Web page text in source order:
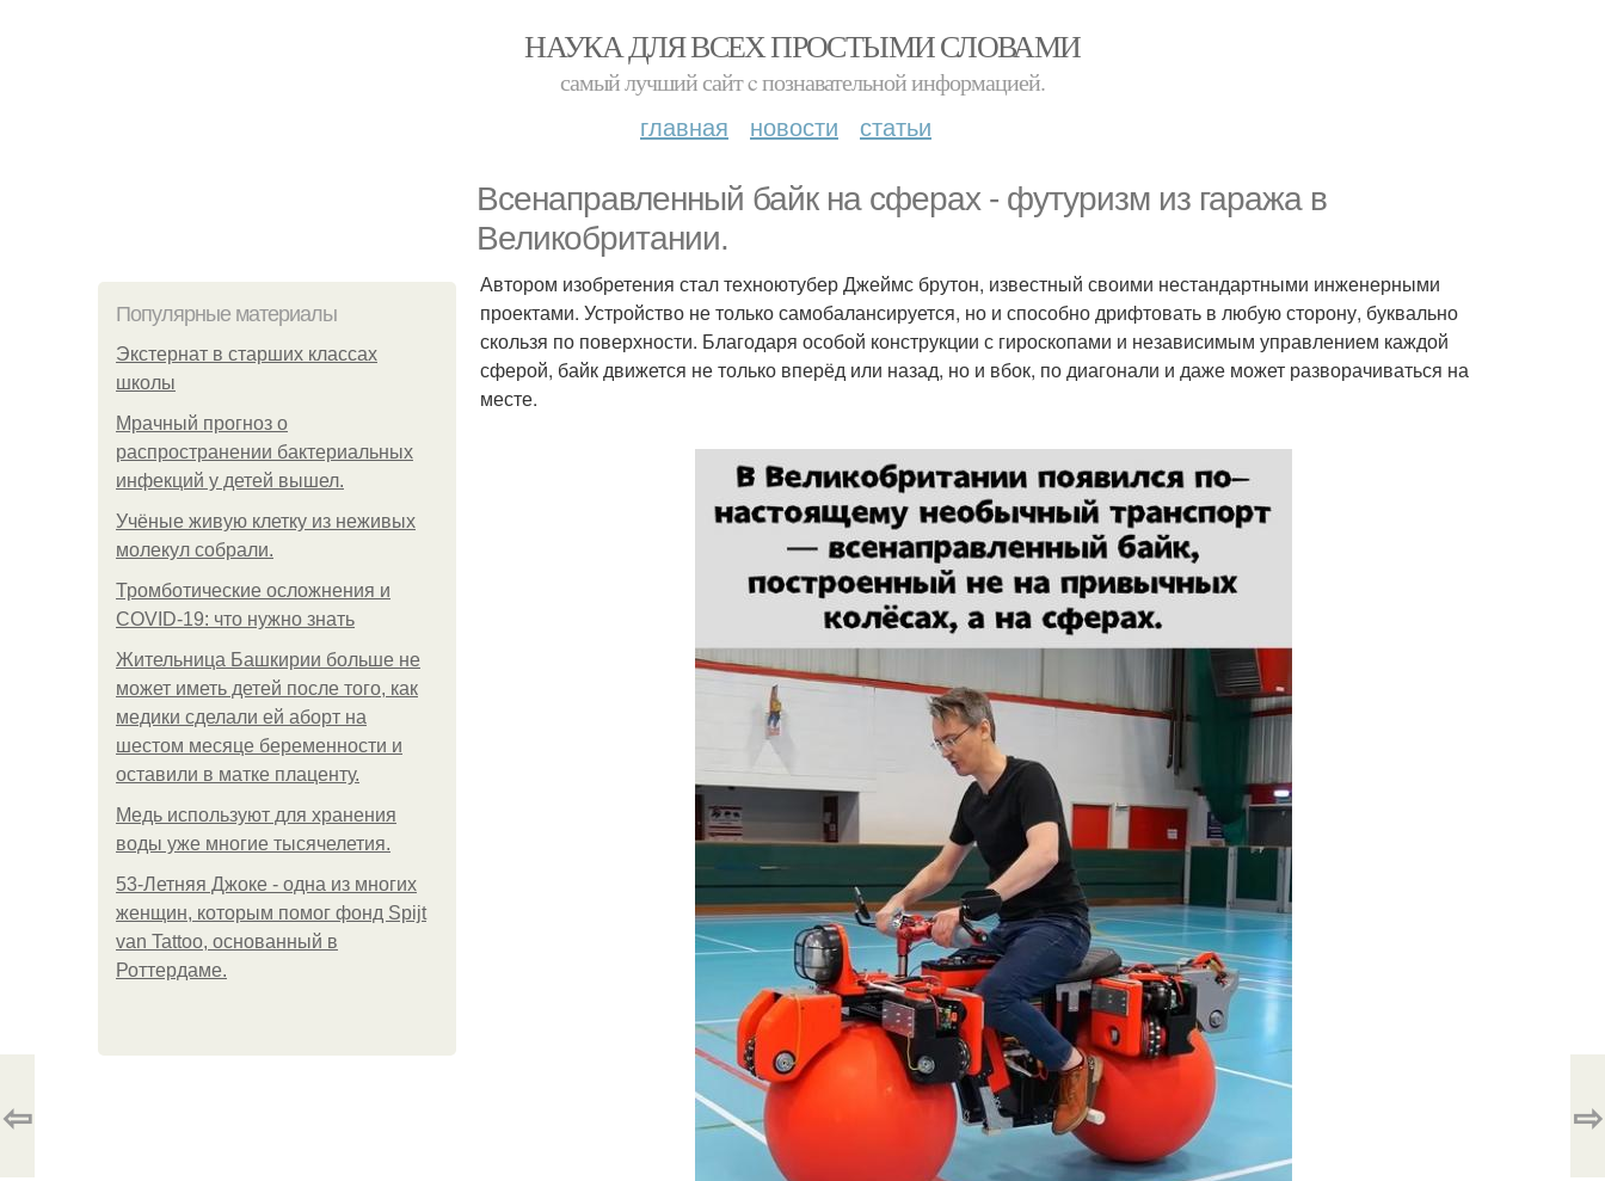
НАУКА ДЛЯ ВСЕХ ПРОСТЫМИ СЛОВАМИ
самый лучший сайт c познавательной информацией.
главная новости статьи
Всенаправленный байк на сферах - футуризм из гаража в
Великобритании.
Популярные материалы
Экстернат в старших классах
школы
Мрачный прогноз о
распространении бактериальных
инфекций у детей вышел.
Учёные живую клетку из неживых
молекул собрали.
Тромботические осложнения и
COVID-19: что нужно знать
Жительница Башкирии больше не
может иметь детей после того, как
медики сделали ей аборт на
шестом месяце беременности и
оставили в матке плаценту.
Медь используют для хранения
воды уже многие тысячелетия.
53-Летняя Джоке - одна из многих
женщин, которым помог фонд Spijt
van Tattoo, основанный в
Роттердаме.
Автором изобретения стал техноютубер Джеймс брутон, известный своими нестандартными инженерными
проектами. Устройство не только самобалансируется, но и способно дрифтовать в любую сторону, буквально
скользя по поверхности. Благодаря особой конструкции с гироскопами и независимым управлением каждой
сферой, байк движется не только вперёд или назад, но и вбок, по диагонали и даже может разворачиваться на
месте.
⇦ ⇨